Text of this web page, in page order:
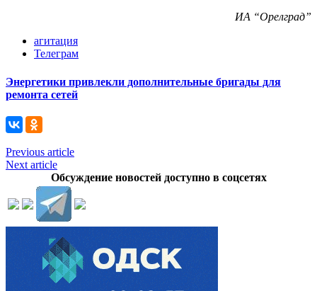
ИА “Орелград”
агитация
Телеграм
Энергетики привлекли дополнительные бригады для
ремонта сетей
Previous article
Next article
Обсуждение новостей доступно в соцсетях